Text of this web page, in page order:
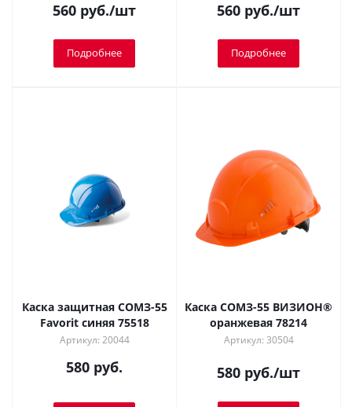
560 руб./шт
Подробнее
560 руб./шт
Подробнее
Каска защитная СОМЗ-55
Favorit синяя 75518
Артикул: 20044
580 руб.
Каска СОМЗ-55 ВИЗИОН®
оранжевая 78214
Артикул: 30504
580 руб./шт